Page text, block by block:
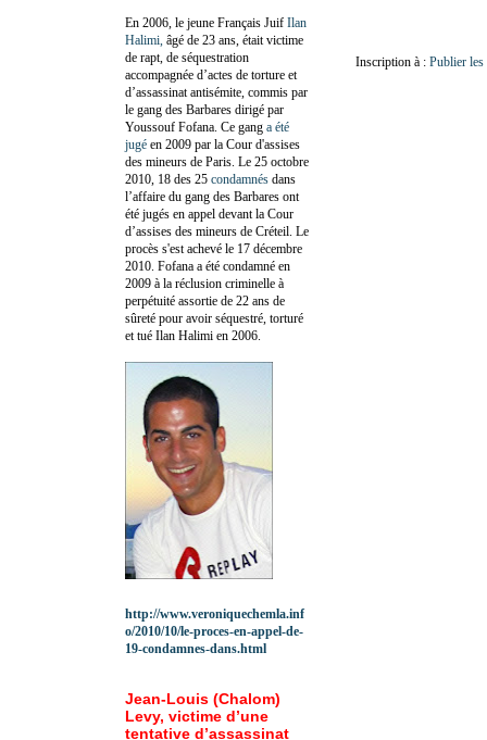
Inscription à : Publier
En 2006, le jeune Français Juif Ilan
Halimi, âgé de 23 ans, était victime
de rapt, de séquestration
accompagnée d’actes de torture et
d’assassinat antisémite, commis par
le gang des Barbares dirigé par
Youssouf Fofana. Ce gang a été
jugé en 2009 par la Cour d'assises
des mineurs de Paris. Le 25 octobre
2010, 18 des 25 condamnés dans
l’affaire du gang des Barbares ont
été jugés en appel devant la Cour
d’assises des mineurs de Créteil. Le
procès s'est achevé le 17 décembre
2010. Fofana a été condamné en
2009 à la réclusion criminelle à
perpétuité assortie de 22 ans de
sûreté pour avoir séquestré, torturé
et tué Ilan Halimi en 2006.
http://www.veroniquechemla.inf
o/2010/10/le-proces-en-appel-de-
19-condamnes-dans.html
Jean-Louis (Chalom)
Levy, victime d’une
tentative d’assassinat